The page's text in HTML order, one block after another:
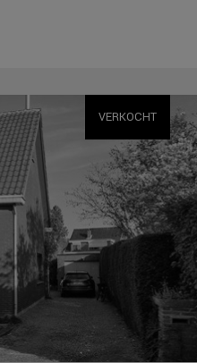
VERKOCHT